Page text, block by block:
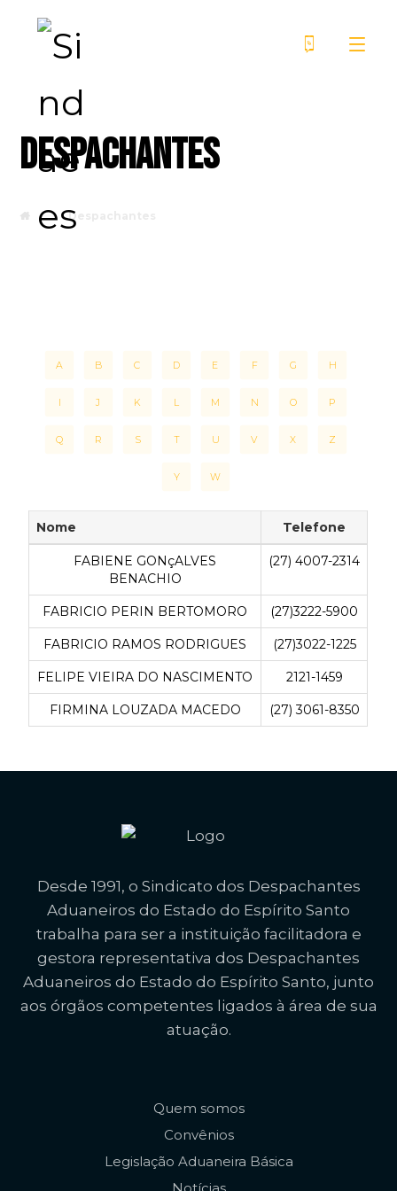
Despachantes
Despachantes
A B C D E F G H
I J K L M N O P
Q R S T U V X Z
Y W
Nome Telefone
FABIENE GONçALVES
BENACHIO
(27) 4007-2314
FABRICIO PERIN BERTOMORO (27)3222-5900
FABRICIO RAMOS RODRIGUES (27)3022-1225
FELIPE VIEIRA DO NASCIMENTO 2121-1459
FIRMINA LOUZADA MACEDO (27) 3061-8350
Desde 1991, o Sindicato dos Despachantes
Aduaneiros do Estado do Espírito Santo
trabalha para ser a instituição facilitadora e
gestora representativa dos Despachantes
Aduaneiros do Estado do Espírito Santo, junto
aos órgãos competentes ligados à área de sua
atuação.
Quem somos
Convênios
Legislação Aduaneira Básica